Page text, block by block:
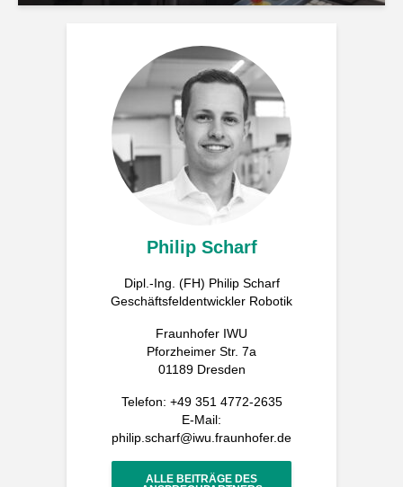
Philip Scharf
Dipl.-Ing. (FH) Philip Scharf
Geschäftsfeldentwickler Robotik
Fraunhofer IWU
Pforzheimer Str. 7a
01189 Dresden
Telefon: +49 351 4772-2635
E-Mail:
philip.scharf@iwu.fraunhofer.de
ALLE BEITRÄGE DES